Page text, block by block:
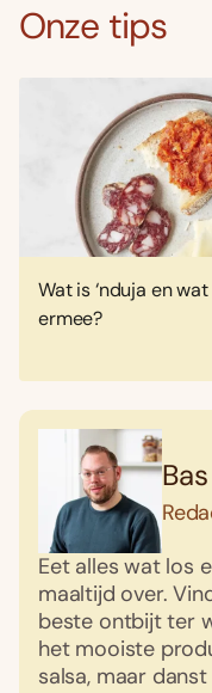
Onze tips
Wat is ‘nduja en
ermee?
Eet alles wat los
maaltijd over.
beste ontbijt ter
het mooiste
salsa, maar